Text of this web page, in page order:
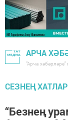
АРЧА
"Арча
СЕЗНЕҢ ХАТЛАР
“Безнең